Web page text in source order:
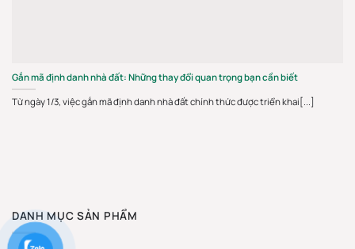
Gắn mã định danh nhà đất: Những thay đổi quan trọng bạn cần biết
Từ ngày 1/3, việc gắn mã định danh nhà đất chính thức được triển khai[...]
DANH MỤC SẢN PHẨM